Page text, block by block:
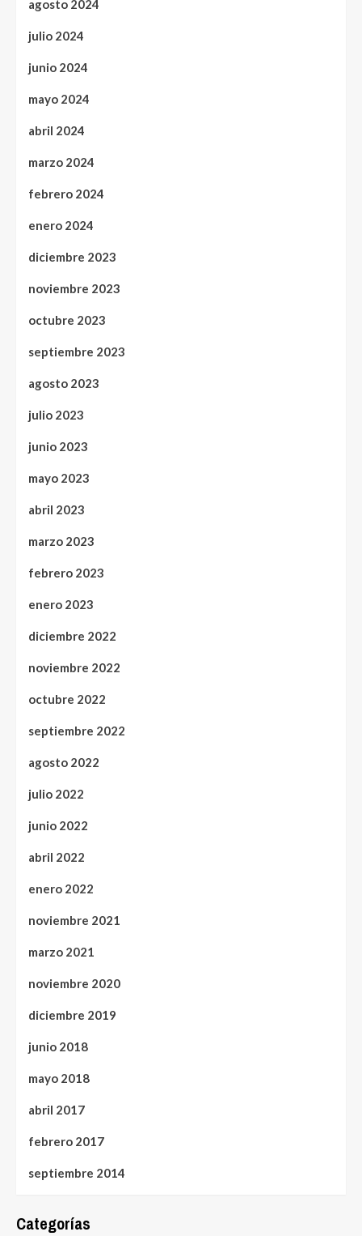
agosto 2024
julio 2024
junio 2024
mayo 2024
abril 2024
marzo 2024
febrero 2024
enero 2024
diciembre 2023
noviembre 2023
octubre 2023
septiembre 2023
agosto 2023
julio 2023
junio 2023
mayo 2023
abril 2023
marzo 2023
febrero 2023
enero 2023
diciembre 2022
noviembre 2022
octubre 2022
septiembre 2022
agosto 2022
julio 2022
junio 2022
abril 2022
enero 2022
noviembre 2021
marzo 2021
noviembre 2020
diciembre 2019
junio 2018
mayo 2018
abril 2017
febrero 2017
septiembre 2014
Categorías